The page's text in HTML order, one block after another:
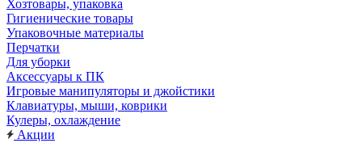
Хозтовары, упаковка
Гигиенические товары
Упаковочные материалы
Перчатки
Для уборки
Аксессуары к ПК
Игровые манипуляторы и джойстики
Клавиатуры, мыши, коврики
Кулеры, охлаждение
Акции